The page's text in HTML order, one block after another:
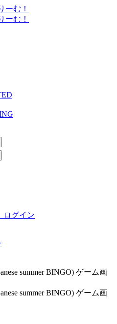
ログイン